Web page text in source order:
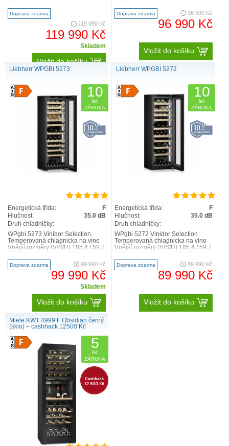
Bordeaux 0,75 l 1..
Doprava zdarma
119 990 Kč
119 990 Kč
Skladem
Vložit do košíku
Bordeaux 0,75 l 8..
Doprava zdarma 96 990 Kč
96 990 Kč
Vložit do košíku
Liebherr WPGBI 5273
10
let
ZÁRUKA
Energetická třída:
F
Hlučnost:
35.0 dB
Druh chladničky:
WPgbi 5273 Vinidor Selection
Temperovaná chladnicka na víno
Vnější rozměry (V/Š/H) 185,4 / 59,7
Bordeaux 0,75 l 1..
Doprava zdarma 99 990 Kč
99 990 Kč
Skladem
Vložit do košíku
Liebherr WPGBI 5272
10
let
ZÁRUKA
Energetická třída:
F
Hlučnost:
35.0 dB
Druh chladničky:
WPgbi 5272 Vinidor Selection
Temperovaná chladnicka na víno
Vnější rozměry (V/Š/H) 185,4 / 59,7
Bordeaux 0,75 l 1..
Doprava zdarma 89 990 Kč
89 990 Kč
Vložit do košíku
Miele KWT 4999 F Obsidian černý
(sklo) + cashback 12500 Kč
5
let
ZÁRUKA